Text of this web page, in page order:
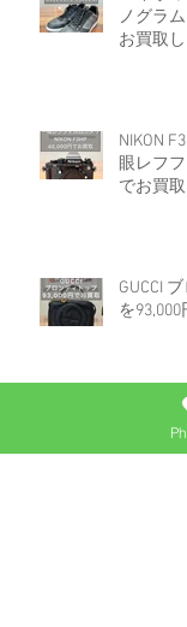
ノグラ
お買取し
NIKON
眼レフ
でお買取
GUCCI
を
ロレッ
白文字